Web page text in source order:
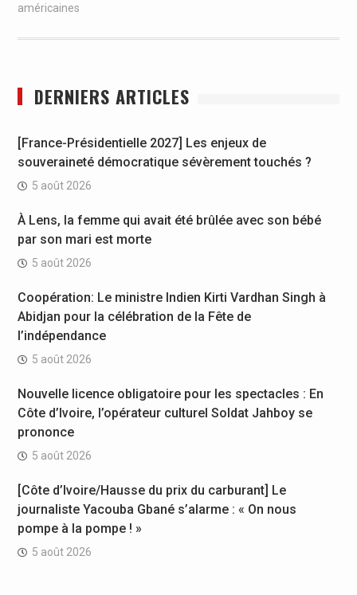
américaines
DERNIERS ARTICLES
[France-Présidentielle 2027] Les enjeux de
souveraineté démocratique sévèrement touchés ?
5 août 2026
À Lens, la femme qui avait été brûlée avec son bébé
par son mari est morte
5 août 2026
Coopération: Le ministre Indien Kirti Vardhan Singh à
Abidjan pour la célébration de la Fête de
l’indépendance
5 août 2026
Nouvelle licence obligatoire pour les spectacles : En
Côte d’Ivoire, l’opérateur culturel Soldat Jahboy se
prononce
5 août 2026
[Côte d’Ivoire/Hausse du prix du carburant] Le
journaliste Yacouba Gbané s’alarme : « On nous
pompe à la pompe ! »
5 août 2026